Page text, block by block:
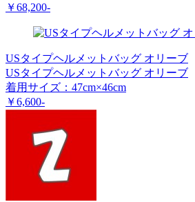
￥68,200-
USタイプヘルメットバッグ オリーブ
USタイプヘルメットバッグ オリーブ
着用サイズ：47cm×46cm
￥6,600-